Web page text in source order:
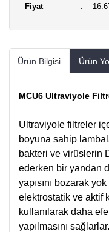
Fiyat
Ürün Bilgisi Ürün
MCU6 Ultraviyole
Ultraviyole filtreler
boyuna sahip
bakteri ve virüslerin
ederken bir yandan
yapısını bozarak
elektrostatik ve aktif
kullanılarak daha
yapılmasını sağlarlar.